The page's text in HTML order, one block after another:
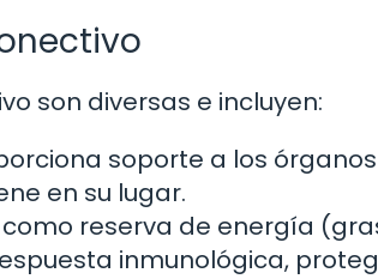
son diversas e incluyen:
soporte a los
en su lugar.
reserva de energía
inmunológica,